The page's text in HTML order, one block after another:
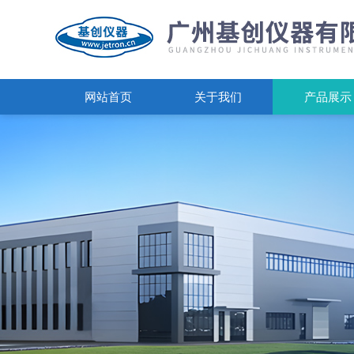
网站首页 关于我们 产品展示